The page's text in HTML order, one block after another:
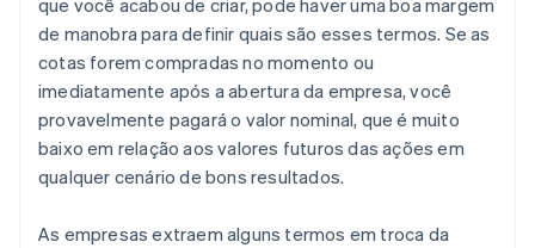
de manobra para definir quais são esses termos. Se as
cotas forem compradas no momento ou
imediatamente após a abertura da empresa, você
provavelmente pagará o valor nominal, que é muito
baixo em relação aos valores futuros das ações em
qualquer cenário de bons resultados.
As empresas extraem alguns termos em troca da